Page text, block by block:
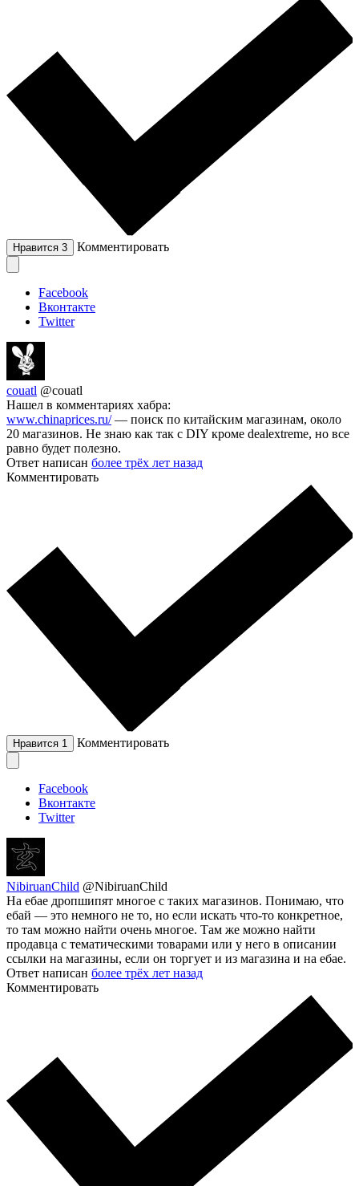
Нравится 3 Комментировать
Facebook
Вконтакте
Twitter
couatl @couatl
Нашел в комментариях хабра:
www.chinaprices.ru/— поиск по китайским магазинам, около
20 магазинов. Не знаю как так с DIY кроме dealextreme, но все
равно будет полезно.
Ответ написан более трёх лет назад
Комментировать
Нравится 1 Комментировать
Facebook
Вконтакте
Twitter
NibiruanChild @NibiruanChild
На ебае дропшипят многое с таких магазинов. Понимаю, что
ебай — это немного не то, но если искать что-то конкретное,
то там можно найти очень многое. Там же можно найти
продавца с тематическими товарами или у него в описании
ссылки на магазины, если он торгует и из магазина и на ебае.
Ответ написан более трёх лет назад
Комментировать